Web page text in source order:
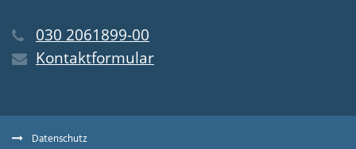
030 2061899-00
Kontaktformular
Datenschutz